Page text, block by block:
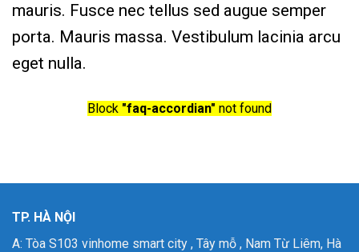
mauris. Fusce nec tellus sed augue semper
porta. Mauris massa. Vestibulum lacinia arcu
eget nulla.
Block "faq-accordian" not found
TP. HÀ NỘI
A: Tòa S103 vinhome smart city , Tây mỗ , Nam Từ Liêm, Hà